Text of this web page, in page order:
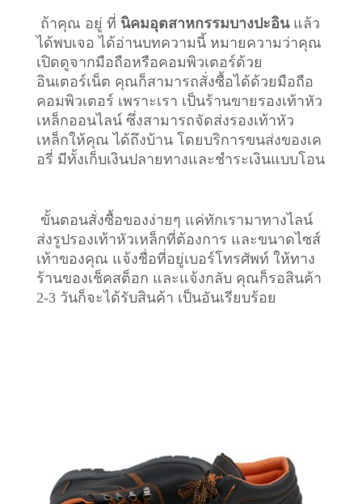
ถ้าคุณ อยู่ ที่ นิคมอุตสาหกรรมบางปะอินแล้ว
ได้พบเจอ ได้อ่านบทความนี้ หมายความว่าคุณ
เปิดดูจากมือถือหรือคอมพิวเตอร์ด้วย
อินเตอร์เน็ต คุณก็สามารถสั่งซื้อได้ด้วยมือถือ
คอมพิวเตอร์ เพราะเรา เป็นร้านขายรองเท้าหัว
เหล็กออนไลน์ ซึ่งสามารถจัดส่งรองเท้าหัว
เหล็กให้คุณ ได้ถึงบ้าน โดยบริการขนส่งของเค
อรี่ มีทั้งเก็บเงินปลายทางและชำระเงินแบบโอน
ขั้นตอนสั่งซื้อของง่ายๆ แค่ทักเรามาทางไลน์
ส่งรูปรองเท้าหัวเหล็กที่ต้องการ และขนาดไซส์
เท้าของคุณ แจ้งชื่อที่อยู่เบอร์โทรศัพท์ ให้ทาง
ร้านของเช็คสต็อก และแจ้งกลับ คุณก็รอสินค้า
2-3 วันก็จะได้รับสินค้า เป็นอันเรียบร้อย